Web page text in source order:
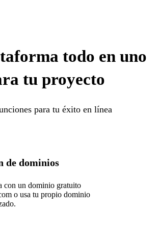
todo en uno
tu proyecto
para tu éxito en línea
de dominios
con un dominio gratuito
o usa tu propio dominio